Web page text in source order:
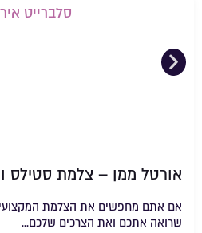
אורטל ממן – צלמת סטילס
אם אתם מחפשים את הצלמת
שרואה אתכם ואת הצרכים שלכם...